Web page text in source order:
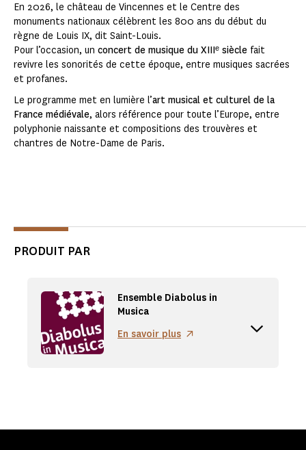
En 2026, le château de Vincennes et le Centre des
monuments nationaux célèbrent les 800 ans du début du
règne de Louis IX, dit Saint-Louis.
Pour l’occasion, un concert de musique du XIIIᵉ siècle fait
revivre les sonorités de cette époque, entre musiques sacrées
et profanes.
Le programme met en lumière l’art musical et culturel de la
France médiévale, alors référence pour toute l’Europe, entre
polyphonie naissante et compositions des trouvères et
chantres de Notre-Dame de Paris.
PRODUIT PAR
Ensemble Diabolus in
Musica
En savoir plus
Accordion button